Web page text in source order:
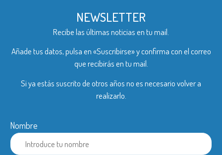
NEWSLETTER
Recibe las últimas noticias en tu mail.
Añade tus datos, pulsa en «Suscribirse» y confirma con el correo
que recibirás en tu mail.
Si ya estás suscrito de otros años no es necesario volver a
realizarlo.
Nombre